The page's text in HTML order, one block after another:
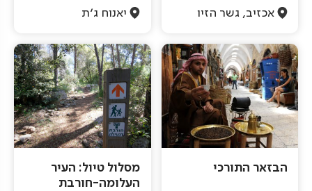
אכזיב, גשר הזיו
יאנוח ג'ת
הבזאר התורכי
מסלול טיול: העיר
העלומה-חורבת